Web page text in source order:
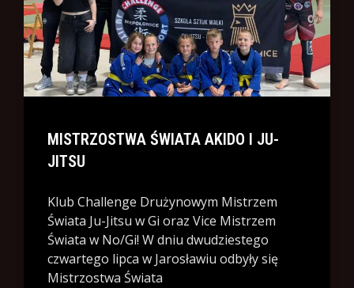
MISTRZOSTWA ŚWIATA AKIDO I JU-
JITSU
Klub Challenge Drużynowym Mistrzem
Świata Ju-Jitsu w Gi oraz Vice Mistrzem
Świata w No/Gi! W dniu dwudziestego
czwartego lipca w Jarosławiu odbyły się
Mistrzostwa Świata